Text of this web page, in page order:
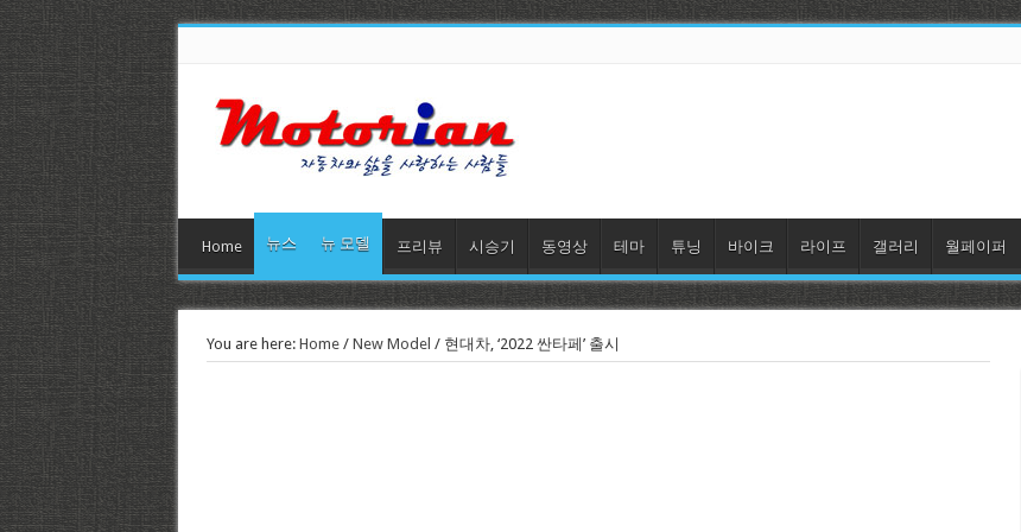
Home 뉴스 뉴 모델 프리뷰 시승기 동영상 테마 튜닝 바이크 라이프 갤러리 월페이퍼
You are here: Home/ New Model / 현대차, ‘2022 싼타페’ 출시